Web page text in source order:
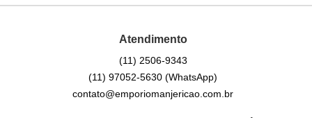
Atendimento
(11) 2506-9343
(11) 97052-5630(WhatsApp)
contato@emporiomanjericao.com.br